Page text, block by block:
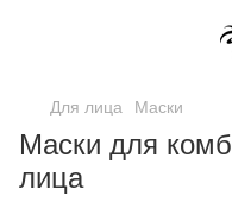
Для лица Маски
Маски для
лица